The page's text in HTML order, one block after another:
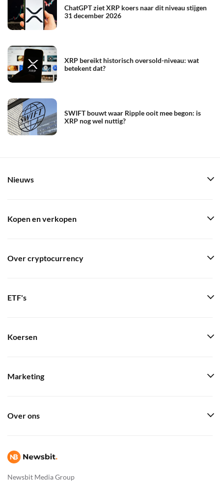
ChatGPT ziet XRP koers naar dit niveau stijgen
31 december 2026
XRP bereikt historisch oversold-niveau: wat
betekent dat?
SWIFT bouwt waar Ripple ooit mee begon: is
XRP nog wel nuttig?
Newsbit Media Group
Nieuws
Kopen en verkopen
Over cryptocurrency
ETF's
Koersen
Marketing
Over ons